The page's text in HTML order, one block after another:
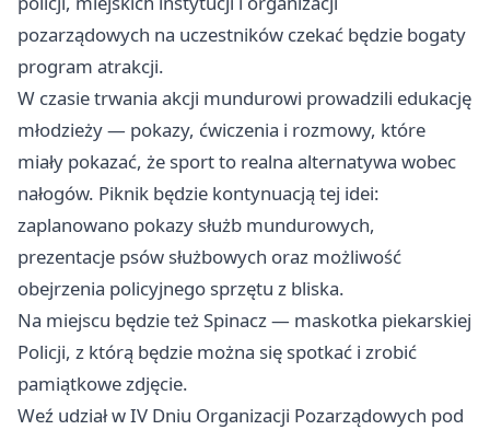
pozarządowych na uczestników czekać będzie bogaty
program atrakcji.
W czasie trwania akcji mundurowi prowadzili edukację
młodzieży — pokazy, ćwiczenia i rozmowy, które
miały pokazać, że sport to realna alternatywa wobec
nałogów. Piknik będzie kontynuacją tej idei:
zaplanowano pokazy służb mundurowych,
prezentacje psów służbowych oraz możliwość
obejrzenia policyjnego sprzętu z bliska.
Na miejscu będzie też Spinacz — maskotka piekarskiej
Policji, z którą będzie można się spotkać i zrobić
pamiątkowe zdjęcie.
Weź udział w IV Dniu Organizacji Pozarządowych pod